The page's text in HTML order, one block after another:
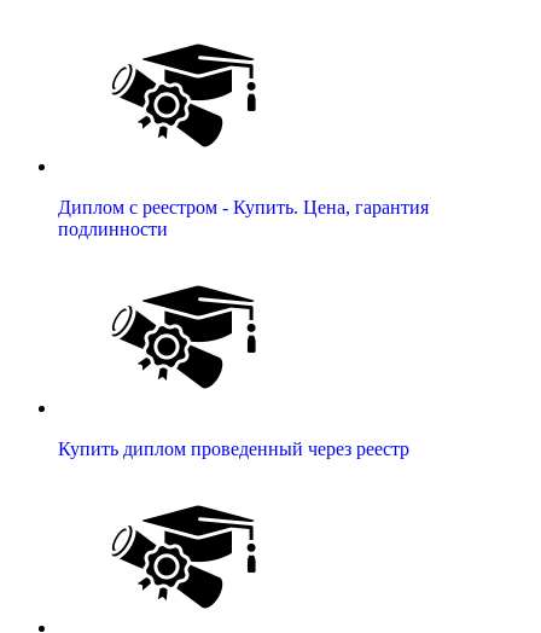
Диплом с реестром - Купить. Цена, гарантия
подлинности
Купить диплом проведенный через реестр